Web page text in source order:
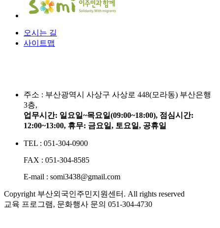
오시는 길
사이트맵
주소 : 부산광역시 사상구 사상로 448(모라동) 부산은행
3층,
업무시간: 일요일~목요일(09:00~18:00), 점심시간:
12:00~13:00, 휴무: 금요일, 토요일, 공휴일
TEL : 051-304-0900
FAX : 051-304-8585
E-mail : somi3438@gmail.com
Copyright 부산외국인주민지원센터. All rights reserved
교육 프로그램, 문화행사 문의 051-304-4730